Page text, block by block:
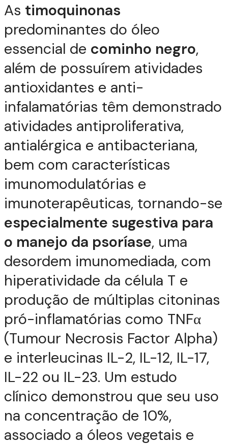
As timoquinonas
predominantes do óleo
essencial de cominho negro,
além de possuírem atividades
antioxidantes e anti-
infalamatórias têm demonstrado
atividades antiproliferativa,
antialérgica e antibacteriana,
bem com características
imunomodulatórias e
imunoterapêuticas, tornando-se
especialmente sugestiva para
o manejo da psoríase, uma
desordem imunomediada, com
hiperatividade da célula T e
produção de múltiplas citoninas
pró-inflamatórias como TNFα
(Tumour Necrosis Factor Alpha)
e interleucinas IL-2, IL-12, IL-17,
IL-22 ou IL-23. Um estudo
clínico demonstrou que seu uso
na concentração de 10%,
associado a óleos vegetais e